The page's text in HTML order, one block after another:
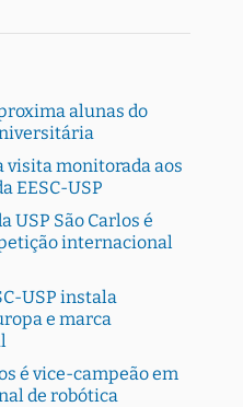
alunas do
visita monitorada aos
EESC-USP
USP São Carlos é
internacional
USP instala
e marca
é vice-campeão em
de robótica